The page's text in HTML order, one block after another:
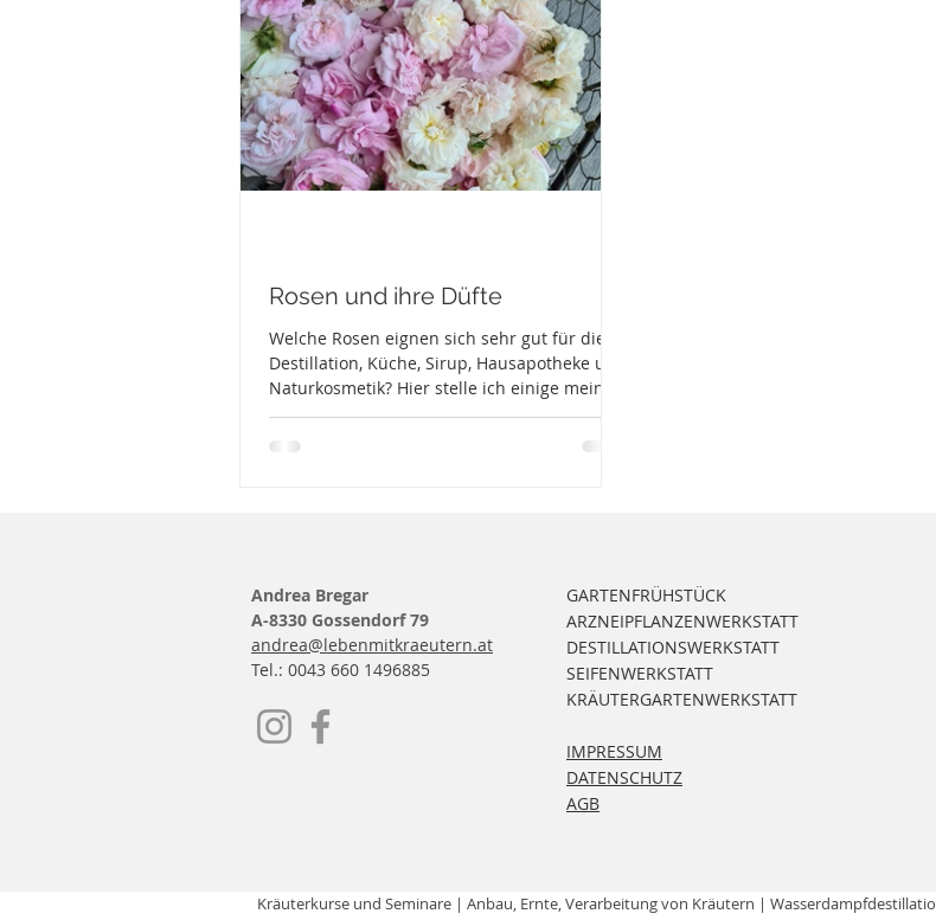
Rosen und ihre Düfte
Welche Rosen eignen sich sehr gut für die
Destillation, Küche, Sirup, Hausapotheke und
Naturkosmetik? Hier stelle ich einige meiner
Lieblingssorten von Rosa damascena und
Rosa centifolia aus meinem Garten vor.
Andrea Bregar
A-8330 Gossendorf 79
andrea@lebenmitkraeutern.at
Tel.: 0043 660 1496885
GARTENFRÜHSTÜCK
ARZNEIPFLANZENWERKSTATT
DESTILLATIONSWERKSTATT
SEIFENWERKSTATT
KRÄUTERGARTENWERKSTATT
IMPRESSUM
DATENSCHUTZ
AGB
Kräuterkurse und Seminare | Anbau, Ernte, Verarbeitungvon Kräutern |